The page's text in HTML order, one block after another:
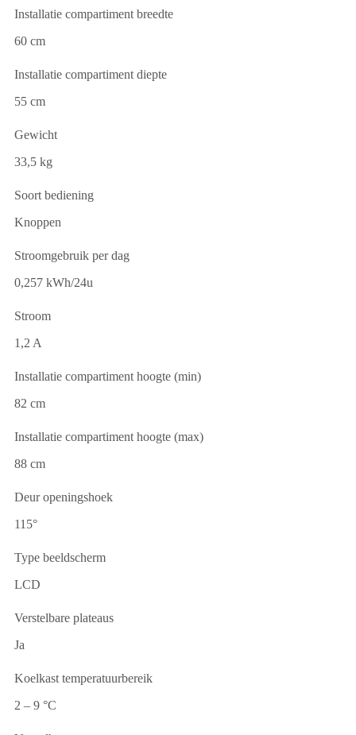
Installatie compartiment breedte
60 cm
Installatie compartiment diepte
55 cm
Gewicht
33,5 kg
Soort bediening
Knoppen
Stroomgebruik per dag
0,257 kWh/24u
Stroom
1,2 A
Installatie compartiment hoogte (min)
82 cm
Installatie compartiment hoogte (max)
88 cm
Deur openingshoek
115°
Type beeldscherm
LCD
Verstelbare plateaus
Ja
Koelkast temperatuurbereik
2 – 9 °C